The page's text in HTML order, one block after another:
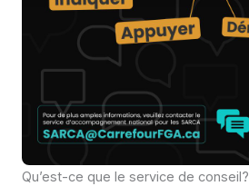
Qu’est-ce que le service de conseil?